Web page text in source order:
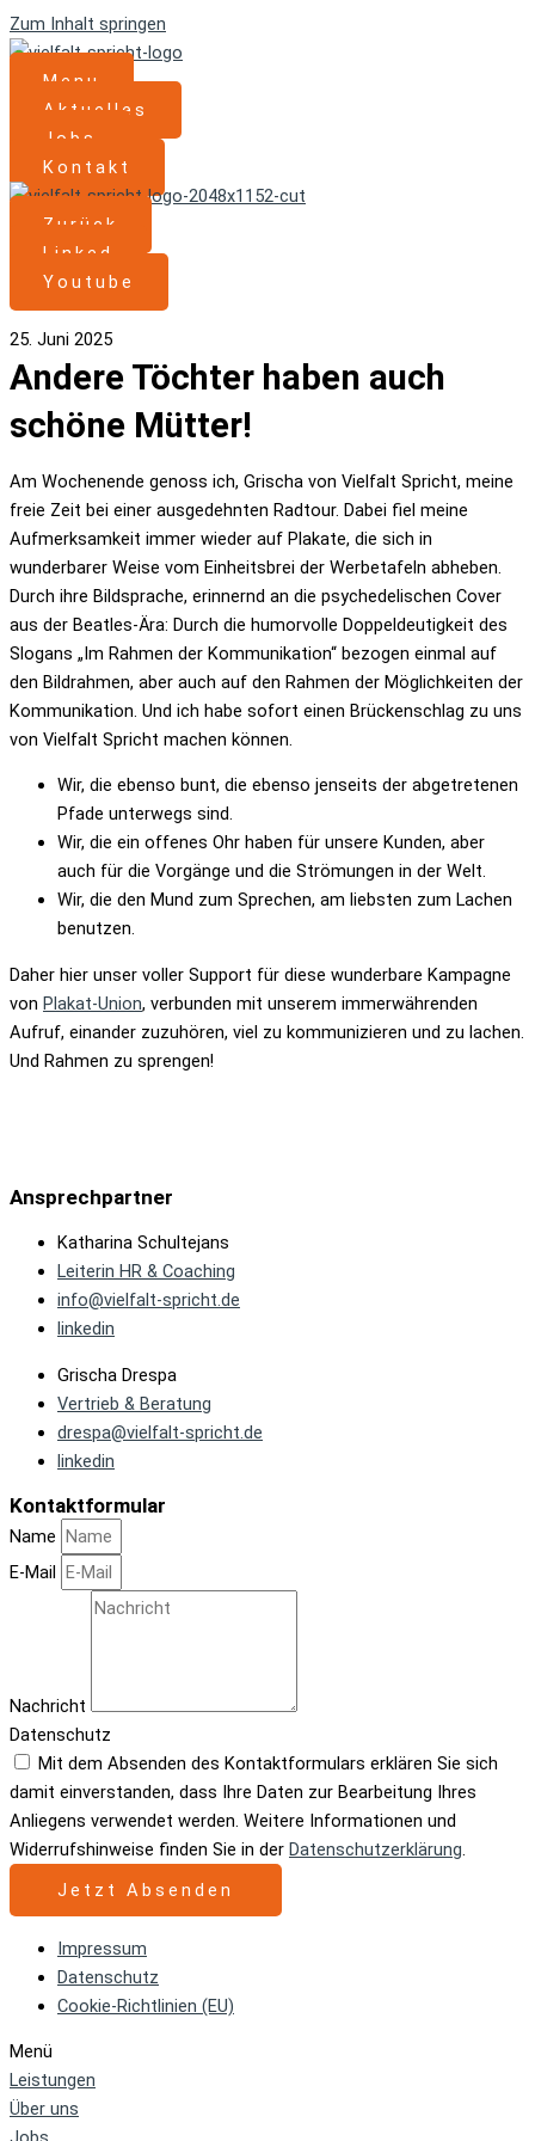
Zum Inhalt springen
Menu
Aktuelles
Jobs
Kontakt
Zurück
Linked
Youtube
25. Juni 2025
Andere Töchter haben auch
schöne Mütter!
Am Wochenende genoss ich, Grischa von Vielfalt Spricht, meine
freie Zeit bei einer ausgedehnten Radtour. Dabei fiel meine
Aufmerksamkeit immer wieder auf Plakate, die sich in
wunderbarer Weise vom Einheitsbrei der Werbetafeln abheben.
Durch ihre Bildsprache, erinnernd an die psychedelischen Cover
aus der Beatles-Ära: Durch die humorvolle Doppeldeutigkeit des
Slogans „Im Rahmen der Kommunikation“ bezogen einmal auf
den Bildrahmen, aber auch auf den Rahmen der Möglichkeiten der
Kommunikation. Und ich habe sofort einen Brückenschlag zu uns
von Vielfalt Spricht machen können.
Wir, die ebenso bunt, die ebenso jenseits der abgetretenen
Pfade unterwegs sind.
Wir, die ein offenes Ohr haben für unsere Kunden, aber
auch für die Vorgänge und die Strömungen in der Welt.
Wir, die den Mund zum Sprechen, am liebsten zum Lachen
benutzen.
Daher hier unser voller Support für diese wunderbare Kampagne
von Plakat-Union, verbunden mit unserem immerwährenden
Aufruf, einander zuzuhören, viel zu kommunizieren und zu lachen.
Und Rahmen zu sprengen!
Ansprechpartner
Katharina Schultejans
Leiterin HR & Coaching
info@vielfalt-spricht.de
linkedin
Grischa Drespa
Vertrieb & Beratung
drespa@vielfalt-spricht.de
linkedin
Kontaktformular
Name
E-Mail
Nachricht
Datenschutz
Mit dem Absenden des Kontaktformulars erklären Sie sich
damit einverstanden, dass Ihre Daten zur Bearbeitung Ihres
Anliegens verwendet werden. Weitere Informationen und
Widerrufshinweise finden Sie in der Datenschutzerklärung.
Jetzt Absenden
Impressum
Datenschutz
Cookie-Richtlinien (EU)
Menü
Leistungen
Über uns